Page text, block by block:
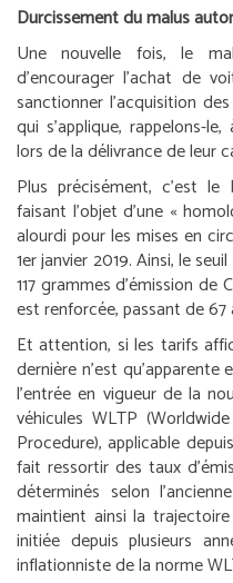
Durcissement du malus
Une nouvelle fois, le
d’encourager l’achat de
sanctionner l’acquisition
qui s’applique, rappelons-
lors de la délivrance de leur
Plus précisément, c’est le
faisant l’objet d’une «
alourdi pour les mises en
1erjanvier 2019. Ainsi, le
117 grammes d’émission
est renforcée, passant de 67
Et attention, si les tarifs
dernière n’est
l’entrée en vigueur de la
véhicules WLTP
Procedure), applicable
fait ressortir des taux
déterminés selon
maintient ainsi la
initiée depuis plusieurs
inflationniste de la norme